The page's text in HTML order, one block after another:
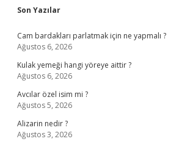
Sidebar
Son Yazılar
Cam bardakları parlatmak için ne yapmalı ?
Ağustos 6, 2026
Kulak yemeği hangi yöreye aittir ?
Ağustos 6, 2026
Avcılar özel isim mi ?
Ağustos 5, 2026
Alizarin nedir ?
Ağustos 3, 2026